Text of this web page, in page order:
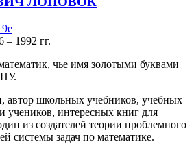
– 1992 гг.
чье имя золотыми буквами
автор школьных учебников, учебных
учеников, интересных книг для
из создателей теории проблемного
системы задач по математике.